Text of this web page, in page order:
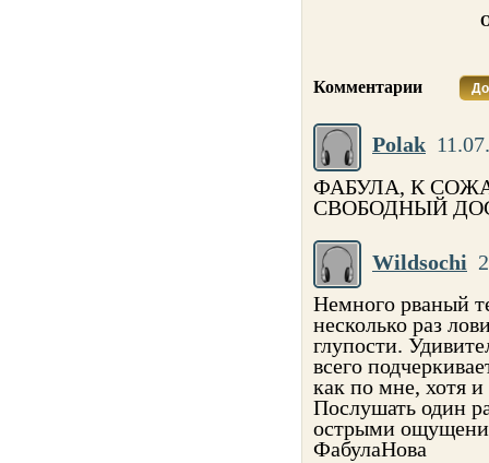
Комментарии
Polak
ФАБУЛА, К
СВОБОДНЫЙ
Wildsochi
Немного рваный
несколько раз
глупости.
всего
как по мне, хотя
Послушать один
острыми
ФабулаНова